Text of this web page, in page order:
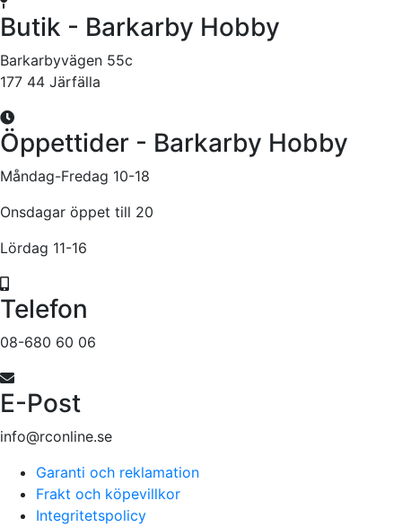
Butik - Barkarby Hobby
Barkarbyvägen 55c
177 44 Järfälla
Öppettider - Barkarby Hobby
Måndag-Fredag 10-18
Onsdagar öppet till 20
Lördag 11-16
Telefon
08-680 60 06
E-Post
info@rconline.se
Garanti och reklamation
Frakt och köpevillkor
Integritetspolicy